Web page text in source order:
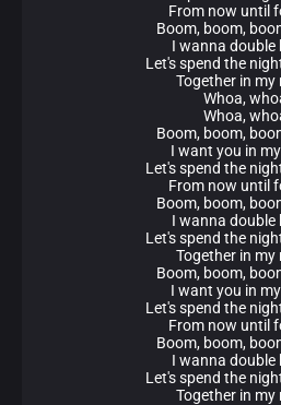
From now until
Boom, boom,
I wanna double
Let's spend the
Together in my
Whoa,
Whoa,
Boom, boom,
I want you in
Let's spend the
From now until
Boom, boom,
I wanna double
Let's spend the
Together in my
Boom, boom,
I want you in
Let's spend the
From now until
Boom, boom,
I wanna double
Let's spend the
Together in my